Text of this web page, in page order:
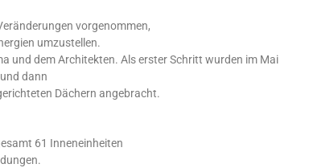
vorgenommen,
umzustellen.
und dem Architekten. Als erster Schritt wurden im Mai
dann
Dächern angebracht.
61 Inneneinheiten